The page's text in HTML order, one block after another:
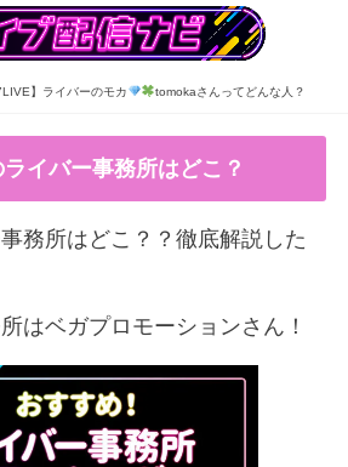
】ライバーのモカ tomokaさんってどんな人？
ライバー事務所はどこ？
務所はどこ？？徹底解説した
はベガプロモーションさん！